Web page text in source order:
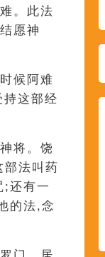
。此法
愿神
候阿难
这部经
将。饶
部法叫药
;还有一
的法,念